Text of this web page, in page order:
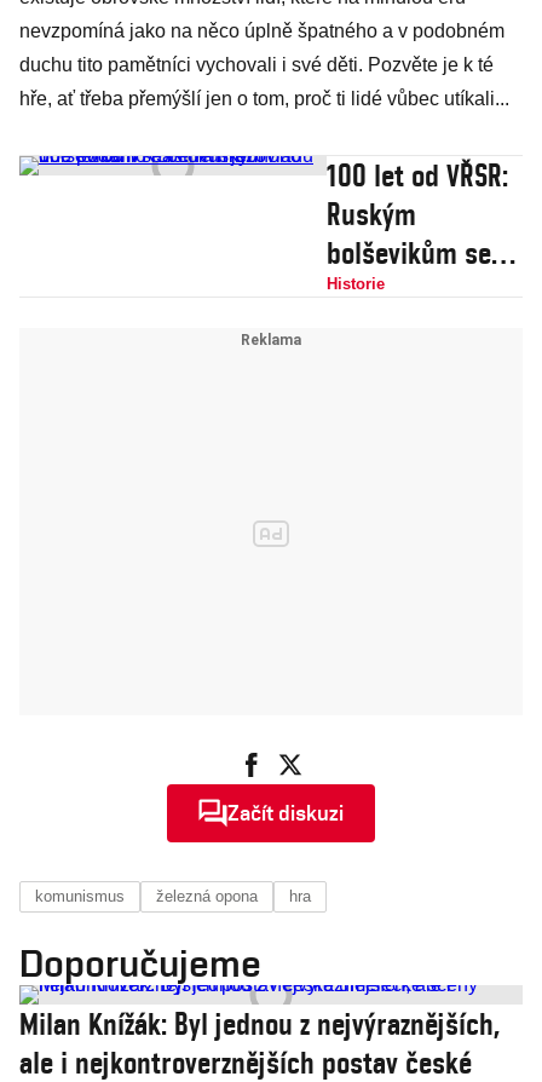
nevzpomíná jako na něco úplně špatného a v podobném
duchu tito pamětníci vychovali i své děti. Pozvěte je k té
hře, ať třeba přemýšlí jen o tom, proč ti lidé vůbec utíkali...
100 let od VŘSR:
Ruským
bolševikům se
během jednoho
Historie
Začít diskuzi
komunismus železná opona hra
Doporučujeme
Milan Knížák: Byl jednou z nejvýraznějších,
ale i nejkontroverznějších postav české